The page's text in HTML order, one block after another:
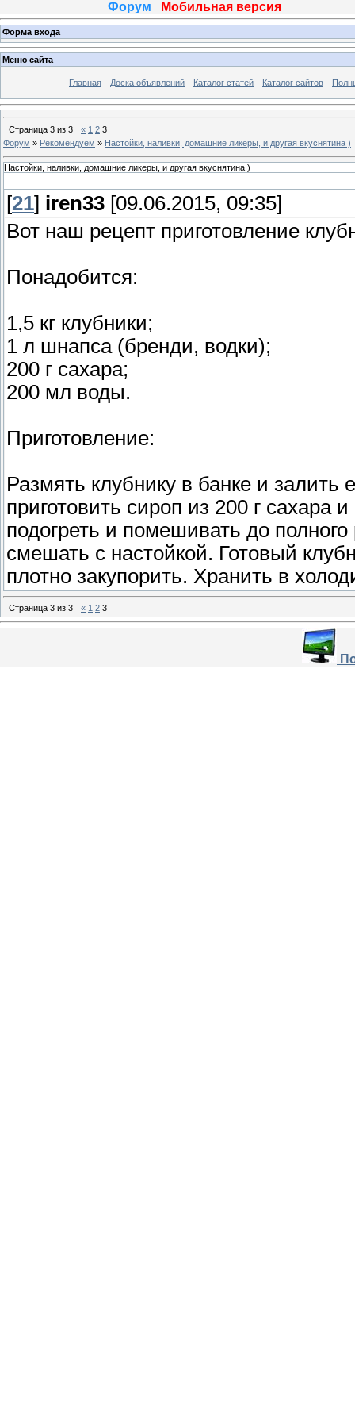
Форум Мобильная версия
Форма входа
Меню сайта
Главная Доска объявлений Каталог статей Каталог сайтов
Страница 3 из 3 « 1 2 3
Форум » Рекомендуем » Настойки, наливки, домашние ликеры, и другая вкуснятина )
Настойки, наливки, домашние ликеры, и другая вкуснятина )
[21] iren33 [09.06.2015, 09:35]
Вот наш рецепт приготовление
Понадобится:
1,5 кг клубники;
1 л шнапса (бренди, водки);
200 г сахара;
200 мл воды.
Приготовление:
Размять клубнику в банке и
приготовить сироп из 200 г сахара
подогреть и помешивать до
смешать с настойкой. Готовый
плотно закупорить. Хранить в
Страница 3 из 3 « 1 2 3